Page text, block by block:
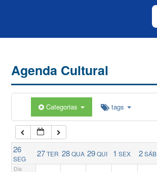
Agenda Cultural
Categorias tags
26
SEG
27TER 28QUA 29QUI 1 SEX 2SÁB
Dia